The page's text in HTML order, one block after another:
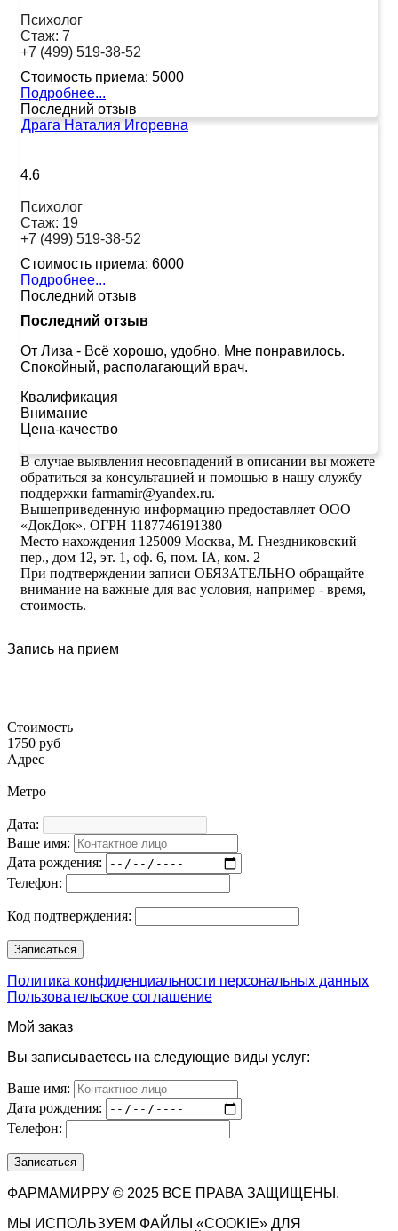
Психолог
Стаж: 7
+7 (499) 519-38-52
Стоимость приема: 5000
Подробнее...
Последний отзыв
Драга Наталия Игоревна
4.6
Психолог
Стаж: 19
+7 (499) 519-38-52
Стоимость приема: 6000
Подробнее...
Последний отзыв
Последний отзыв
От Лиза - Всё хорошо, удобно. Мне понравилось.
Спокойный, располагающий врач.
Квалификация
Внимание
Цена-качество
В случае выявления несовпадений в описании вы можете
обратиться за консультацией и помощью в нашу службу
поддержки farmamir@yandex.ru.
Вышеприведенную информацию предоставляет ООО
«ДокДок». ОГРН 1187746191380
Место нахождения 125009 Москва, М. Гнездниковский
пер., дом 12, эт. 1, оф. 6, пом. IA, ком. 2
При подтверждении записи ОБЯЗАТЕЛЬНО обращайте
внимание на важные для вас условия, например - время,
стоимость.
Запись на прием
Стоимость
1750 руб
Адрес
Метро
Дата:
Ваше имя:
Дата рождения:
Телефон:
Код подтверждения:
Политика конфиденциальности персональных данных
Пользовательское соглашение
Мой заказ
Вы записываетесь на следующие виды услуг:
Ваше имя:
Дата рождения:
Телефон:
ФАРМАМИРРУ © 2025 ВСЕ ПРАВА ЗАЩИЩЕНЫ.
МЫ ИСПОЛЬЗУЕМ ФАЙЛЫ «COOKIE» ДЛЯ